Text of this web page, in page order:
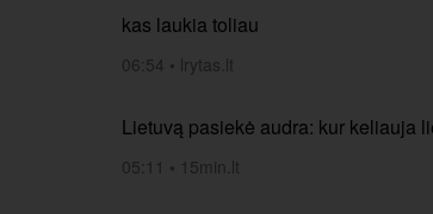
kas laukia toliau
06:54 • lrytas.lt
Lietuvą pasiekė audra: kur keliauja
05:11 • 15min.lt